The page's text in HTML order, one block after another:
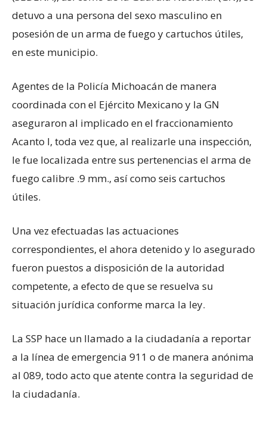
detuvo a una persona del sexo masculino en
posesión de un arma de fuego y cartuchos útiles,
en este municipio.
Agentes de la Policía Michoacán de manera
coordinada con el Ejército Mexicano y la GN
aseguraron al implicado en el fraccionamiento
Acanto I, toda vez que, al realizarle una inspección,
le fue localizada entre sus pertenencias el arma de
fuego calibre .9 mm., así como seis cartuchos
útiles.
Una vez efectuadas las actuaciones
correspondientes, el ahora detenido y lo asegurado
fueron puestos a disposición de la autoridad
competente, a efecto de que se resuelva su
situación jurídica conforme marca la ley.
La SSP hace un llamado a la ciudadanía a reportar
a la línea de emergencia 911 o de manera anónima
al 089, todo acto que atente contra la seguridad de
la ciudadanía.